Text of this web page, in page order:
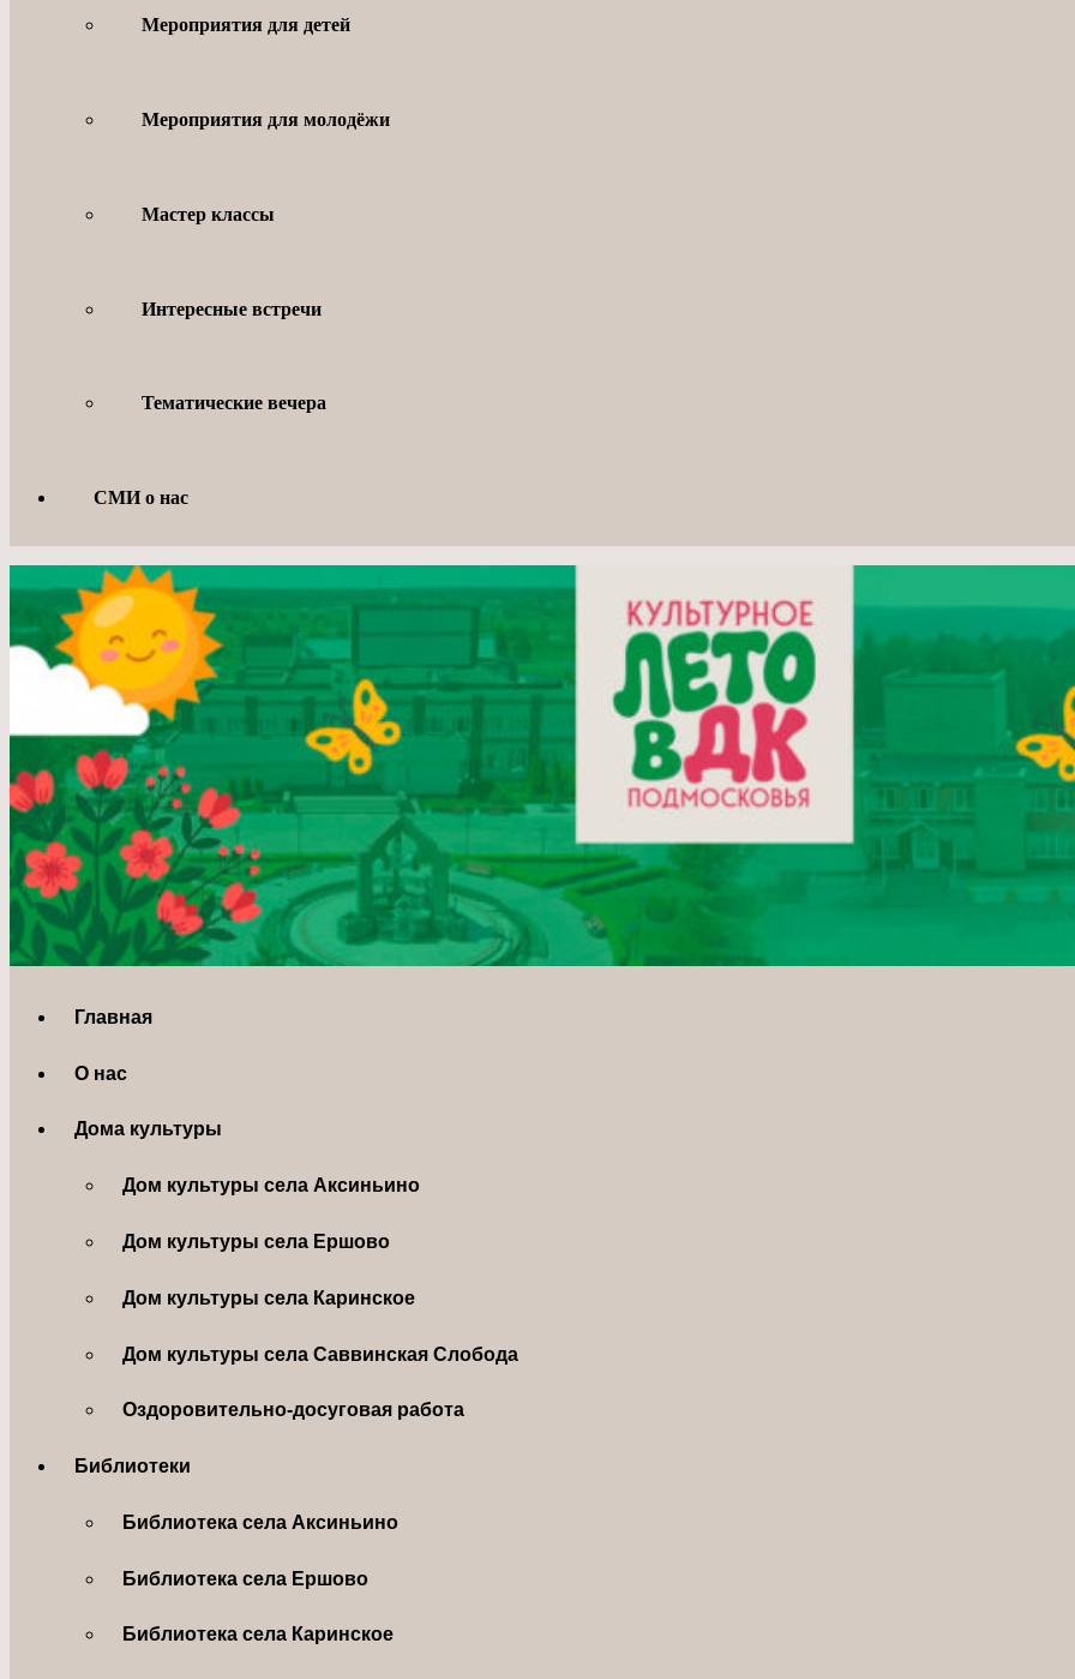
Мероприятия для детей
Мероприятия для молодёжи
Мастер классы
Интересные встречи
Тематические вечера
СМИ о нас
Главная
О нас
Дома культуры
Дом культуры села Аксиньино
Дом культуры села Ершово
Дом культуры села Каринское
Дом культуры села Саввинская Слобода
Оздоровительно-досуговая работа
Библиотеки
Библиотека села Аксиньино
Библиотека села Ершово
Библиотека села Каринское